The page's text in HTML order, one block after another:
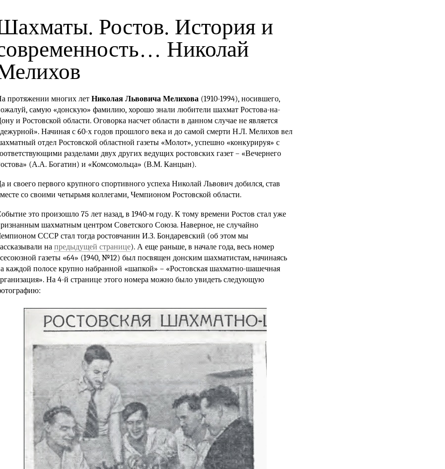
Ростов. История и
Николай
протяжении многих лет Николая Львовича Мелихова (1910-1994), носившего,
самую «донскую» фамилию, хорошо знали любители шахмат Ростова-на-
и Ростовской области. Оговорка насчет области в данном случае не является
Начиная с 60-х годов прошлого века и до самой смерти Н.Л. Мелихов вел
отдел Ростовской областной газеты «Молот», успешно «конкурируя» с
разделами двух других ведущих ростовских газет – «Вечернего
(А.А. Богатин) и «Комсомольца» (В.М. Канцын).
и своего первого крупного спортивного успеха Николай Львович добился, став
со своими четырьмя коллегами, Чемпионом Ростовской области.
это произошло 75 лет назад, в 1940-м году. К тому времени Ростов стал уже
шахматным центром Советского Союза. Наверное, не случайно
СССР стал тогда ростовчанин И.З. Бондаревский (об этом мы
на предыдущей странице). А еще раньше, в начале года, весь номер
газеты «64» (1940, №12) был посвящен донским шахматистам, начинаясь
каждой полосе крупно набранной «шапкой» – «Ростовская шахматно-шашечная
На 4-й странице этого номера можно было увидеть следующую